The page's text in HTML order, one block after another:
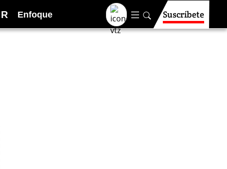
R Enfoque Suscríbete